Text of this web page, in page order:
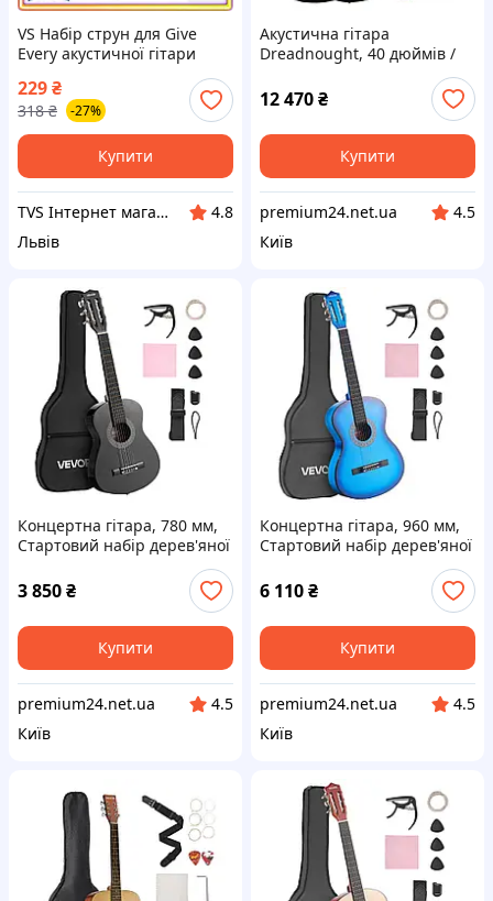
VS Набір струн для Give
Every акустичної гітари
Orphee 6 шт Extra Light для
гітаристів-початківців
музичні струн 32T8_V1
229₴
318 ₴ -27%
Купити
TVS Інтернет магазин
4.8
Львів
Акустична гітара
Dreadnought, 40 дюймів /
початківців, для дорослих,
колір Sunburst Vevor 517152
12 470₴
Купити
premium24.net.ua
4.5
Київ
Концертна гітара, 780 мм,
Стартовий набір дерев'яної
початківців, з нейлоновими
струнами, чохол, Vevor
517107
3 850₴
Купити
premium24.net.ua
4.5
Київ
Концертна гітара, 960 мм,
Стартовий набір дерев'яної
початківців, з нейлоновими
струнами, чохол, Vevor
517111
6 110₴
Купити
premium24.net.ua
4.5
Київ